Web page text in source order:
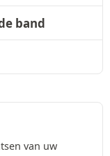
band
van uw